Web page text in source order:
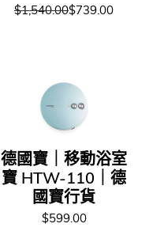
$1,540.00$739.00
德國寶｜移動浴室
寶 HTW-110｜德
國寶行貨
$599.00